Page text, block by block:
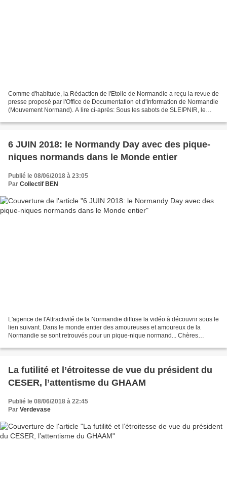
Comme d'habitude, la Rédaction de l'Etoile de Normandie a reçu la revue de
presse proposé par l'Office de Documentation et d'Information de Normandie
(Mouvement Normand). A lire ci-après: Sous les sabots de SLEIPNIR, le
6 JUIN 2018: le Normandy Day avec des pique-
niques normands dans le Monde entier
Publié le 08/06/2018 à 23:05
Par Collectif BEN
L'agence de l'Attractivité de la Normandie diffuse la vidéo à découvrir sous le
lien suivant. Dans le monde entier des amoureuses et amoureux de la
Normandie se sont retrouvés pour un pique-nique normand... Chères
La futilité et l’étroitesse de vue du président du
CESER, l’attentisme du GHAAM
Publié le 08/06/2018 à 22:45
Par Verdevase